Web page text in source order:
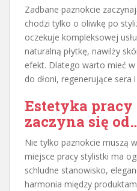
Zadbane paznokcie
chodzi tylko o oliwkę po
oczekuje kompleksowej
naturalną płytkę, nawilży
efekt. Dlatego warto mieć
do dłoni, regenerujące
Estetyka
zaczyna się
Nie tylko paznokcie muszą
miejsce pracy stylistki ma
schludne stanowisko,
harmonia między